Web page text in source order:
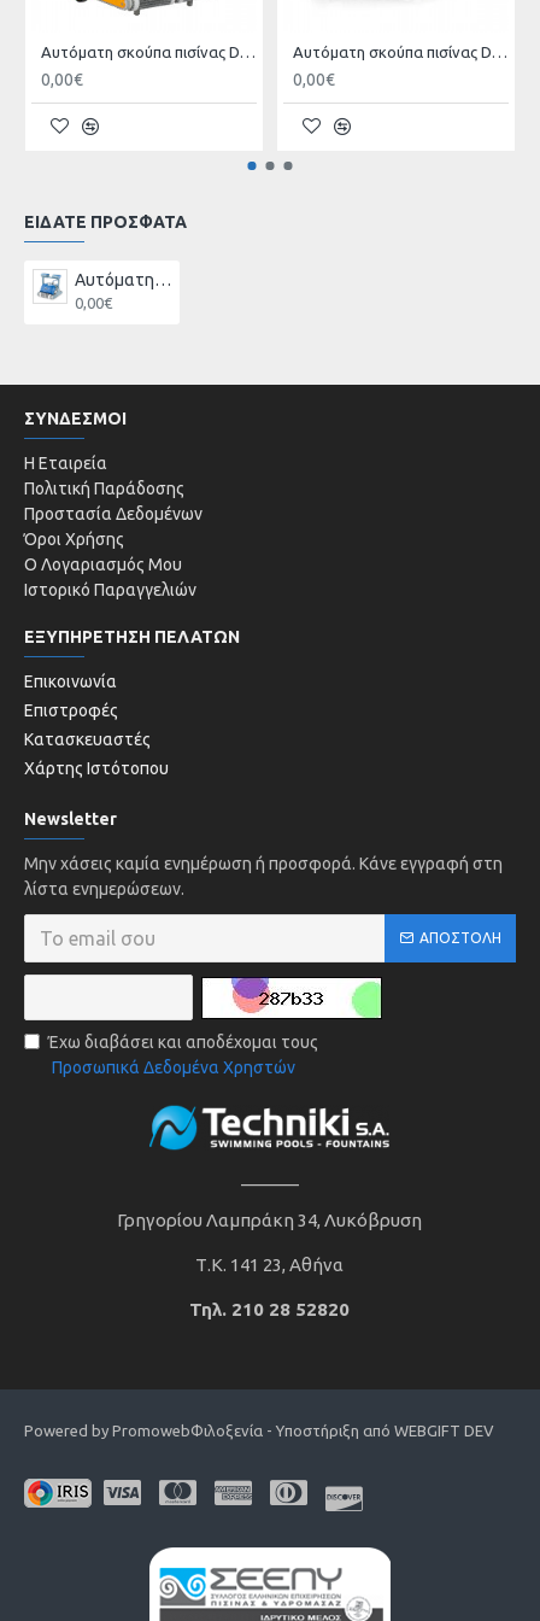
Αυτόνομο σύστημα που δεν απαιτεί προ-εγκατάσταση
Ο στροφέας αποτρέπει την στρέβλωση του καλωδίου
Αυτόματη σκούπα πισίνας DOLPHIN 2Χ2
0,00€
Αυτόματη σκούπα πισίνας DOLPHIN M600
0,00€
ΕΙΔΑΤΕ ΠΡΟΣΦΑΤΑ
Αυτόματη σκούπα πισίνας DOLPHIN M400
0,00€
ΣΥΝΔΕΣΜΟΙ
Η Εταιρεία
Πολιτική Παράδοσης
Προστασία Δεδομένων
Όροι Χρήσης
Ο Λογαριασμός Μου
Ιστορικό Παραγγελιών
ΕΞΥΠΗΡΕΤΗΣΗ ΠΕΛΑΤΩΝ
Επικοινωνία
Επιστροφές
Κατασκευαστές
Χάρτης Ιστότοπου
Newsletter
Μην χάσεις καμία ενημέρωση ή προσφορά. Κάνε εγγραφή στη
λίστα ενημερώσεων.
ΑΠΟΣΤΟΛΉ
Έχω διαβάσει και αποδέχομαι τους
Προσωπικά Δεδομένα Χρηστών
Γρηγορίου Λαμπράκη 34, Λυκόβρυση
Τ.Κ. 141 23, Αθήνα
Τηλ. 210 28 52820
Powered by PromowebΦιλοξενία - Υποστήριξη από WEBGIFT DEV